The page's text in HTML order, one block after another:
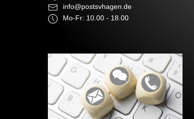
info@postsvhagen.de
Mo-Fr: 10.00 - 18.00